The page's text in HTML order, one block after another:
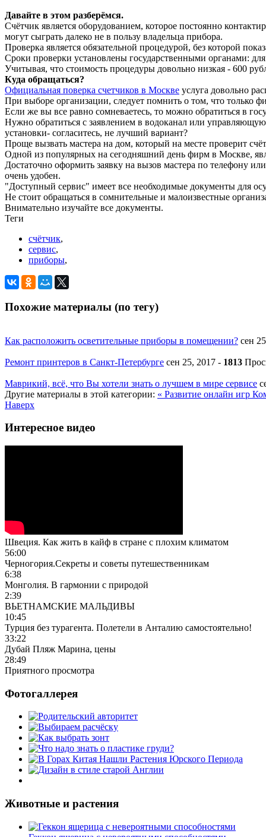
Давайте в этом разберёмся.
Счётчик является оборудованием, которое постоянно
могут сыграть далеко не в пользу владельца прибора.
Проверка является обязательной процедурой, без которой
Сроки проверки установлены государственными органами:
Учитывая, что стоимость процедуры довольно низкая - 600
Куда обращаться?
Официальная поверка счетчиков в Москве услуга довольно
При выборе организации, следует помнить о том, что
Если же вы все равно сомневаетесь, то можно обратиться в
Нужно обратиться с заявлением в водоканал или управляющую
установки- согласитесь, не лучший вариант?
Проще вызвать мастера на дом, который на месте проверит
Одной из популярных на сегодняшний день фирм в Москве,
Достаточно оформить заявку на вызов мастера по телефону
очень удобен.
"Доступный сервис" имеет все необходимые документы для
Не стоит обращаться в сомнительные и малоизвестные
Внимательно изучайте все документы.
Теги
счётчик,
сервис,
приборы,
Похожие материалы (по тегу)
Как расположить осветительные приборы в помещении? сен
Ремонт принтеров в Санкт-Петербурге сен 25, 2017 - 1813
Маврикий, всё, что Вы хотели знать о лучшем в мире сервисе
Другие материалы в этой категории: « Развитие онлайн игр
Наверх
Интересное видео
Швеция. Как жить в кайф в стране с плохим климатом
56:00
Черногория.Секреты и советы путешественникам
6:38
Монголия. В гармонии с природой
2:39
ВЬЕТНАМСКИЕ МАЛЬДИВЫ
10:45
Турция без турагента. Полетели в Анталию самостоятельно!
33:22
Дубай Пляж Марина, цены
28:49
Приятного просмотра
Фотогаллерея
Животные и растения